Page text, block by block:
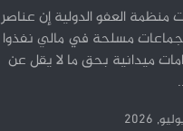
منظمة العفو الدولية إن عناصر
مسلحة في مالي نفذوا
ميدانية بحق ما لا يقل عن